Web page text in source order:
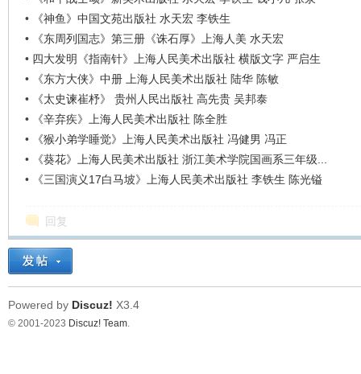
•
《神鱼》中国文苑出版社 水天宏 李铁生
•
《东周列国志》第三册《诛石厚》上海人美 水天宏
• 四大发明《指南针》上海人民美术出版社 横版文字 严启生
•
《东方大侠》中册 上海人民美术出版社 陆华 陈敏
•
《太史谏崔杼》 贵州人民出版社 高先贵 吴邦泰
•
《辛弃疾》上海人民美术出版社 陈全胜
•
《猴小弟学睡觉》上海人民美术出版社 冯健男 冯正
•
《葵花》上海人民美术出版社 浙江美术学院国画系三年级...
•
《三国演义17白马坡》上海人民美术出版社 李铁生 陈光镒
回复
Powered by Discuz! X3.4
© 2001-2023 Discuz! Team.